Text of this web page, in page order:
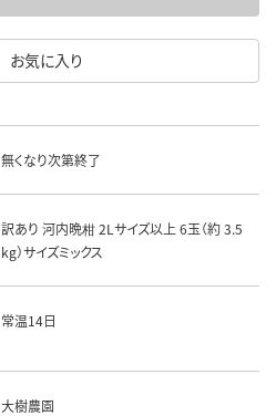
お気に入り
無くなり次第終了
訳あり 河内晩柑 2Lサイズ以上 6玉（約 3.5
kg）サイズミックス
常温14日
大樹農園